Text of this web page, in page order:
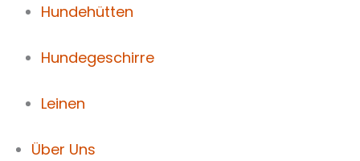
Hundehütten
Hundegeschirre
Leinen
Über Uns